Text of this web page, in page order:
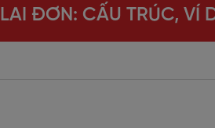
ĐƠN: CẤU TRÚC, VÍ